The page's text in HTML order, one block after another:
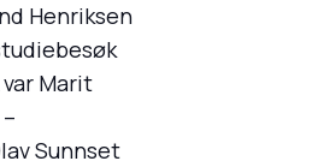
Henriksen
Marit
Sunnset